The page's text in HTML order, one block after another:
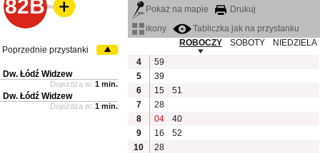
82B
Pokaż na mapie
Drukuj
ikony
Tabliczka jak na przystanku
ROBOCZY
SOBOTY
NIEDZIELA
4
59
5
39
6
15
51
7
28
8
04
40
9
16
52
10
28
Poprzednie przystanki
Dw. Łódź Widzew
Dojeżdża w: 1 min.
Dw. Łódź Widzew
Dojeżdża w: 1 min.